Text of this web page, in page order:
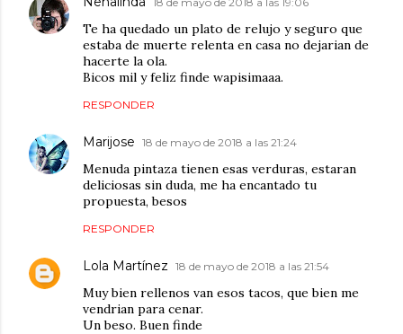
Te ha quedado un plato de relujo y seguro que
estaba de muerte relenta en casa no dejarian de
hacerte la ola.
Bicos mil y feliz finde wapisimaaa.
RESPONDER
Marijose 18 de mayo de 2018 a las 21:24
Menuda pintaza tienen esas verduras, estaran
deliciosas sin duda, me ha encantado tu
propuesta, besos
RESPONDER
Lola Martínez 18 de mayo de 2018 a las 21:54
Muy bien rellenos van esos tacos, que bien me
vendrian para cenar.
Un beso. Buen finde